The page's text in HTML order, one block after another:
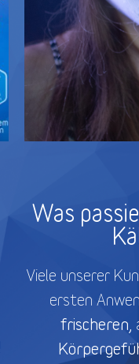
Was
Viele unserer
ersten
frischeren,